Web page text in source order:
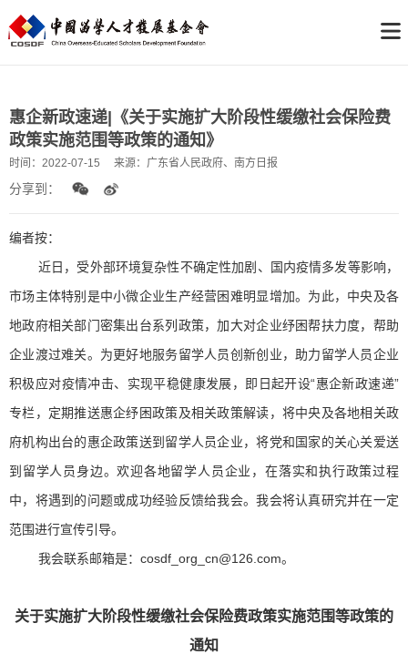
惠企新政速递|《关于实施扩大阶段性缓缴社会保险费
政策实施范围等政策的通知》
时间： 2022-07-15 来源： 广东省人民政府、南方日报
分享到：
编者按：
近日，受外部环境复杂性不确定性加剧、国内疫情多发等影响，
市场主体特别是中小微企业生产经营困难明显增加。为此，中央及各
地政府相关部门密集出台系列政策，加大对企业纾困帮扶力度，帮助
企业渡过难关。为更好地服务留学人员创新创业，助力留学人员企业
积极应对疫情冲击、实现平稳健康发展，即日起开设“惠企新政速递”
专栏，定期推送惠企纾困政策及相关政策解读，将中央及各地相关政
府机构出台的惠企政策送到留学人员企业，将党和国家的关心关爱送
到留学人员身边。欢迎各地留学人员企业，在落实和执行政策过程
中，将遇到的问题或成功经验反馈给我会。我会将认真研究并在一定
范围进行宣传引导。
我会联系邮箱是：cosdf_org_cn@126.com。
关于实施扩大阶段性缓缴社会保险费政策实施范围等政策的
通知